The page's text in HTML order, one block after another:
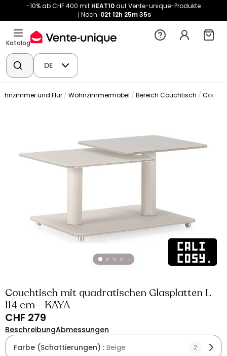
-10% ab CHF 400 mit HEAT10auf Vente-unique-Produkte
Noch: 02t 12h 25m 34s
Katalog
DE
und Flur Wohnzimmermöbel Bereich Couchtisch
Couchtisch mit quadratischen Glasplatten L
114 cm - KAYA
CHF 279
BeschreibungAbmessungen
Farbe (Schattierungen) : Beige 2